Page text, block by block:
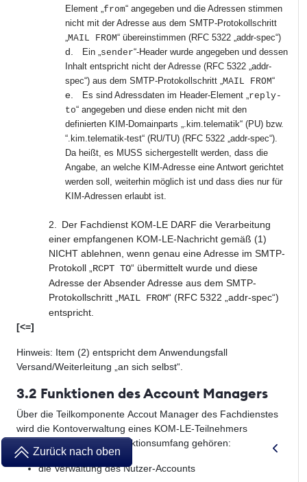
Zurück nach oben
Element „from“ angegeben und die Adressen stimmen
nicht mit der Adresse aus dem SMTP-Protokollschritt
„MAIL FROM“ übereinstimmen (RFC 5322 „addr-spec“)
d. Ein „ sender“-Header wurde angegeben und dessen
Inhalt entspricht nicht der Adresse (RFC 5322 „addr-
spec“) aus dem SMTP-Protokollschritt „MAIL FROM“
e. Es sind Adressdaten im Header-Element „ reply-
to“ angegeben und diese enden nicht mit den
definierten KIM-Domainparts „.kim.telematik“ (PU) bzw.
“.kim.telematik-test“ (RU/TU) (RFC 5322 „addr-spec“).
Da heißt, es MUSS sichergestellt werden, dass die
Angabe, an welche KIM-Adresse eine Antwort gerichtet
werden soll, weiterhin möglich ist und dass dies nur für
KIM-Adressen erlaubt ist.
2.
Der Fachdienst KOM-LE DARF die Verarbeitung
einer empfangenen KOM-LE-Nachricht gemäß (1)
NICHT ablehnen, wenn genau eine Adresse im SMTP-
Protokoll „ RCPT TO“ übermittelt wurde und diese
Adresse der Absender Adresse aus dem SMTP-
Protokollschritt „MAIL FROM“ (RFC 5322 „addr-spec“)
entspricht.
[<=]
Hinweis: Item (2) entspricht dem Anwendungsfall
Versand/Weiterleitung „an sich selbst“.
3.2 Funktionen des Account Managers
Über die Teilkomponente Accout Manager des Fachdienstes
wird die Kontoverwaltung eines KOM-LE-Teilnehmers
durchgeführt. Zu dem Funktionsumfang gehören:
die Verwaltung des Nutzer-Accounts